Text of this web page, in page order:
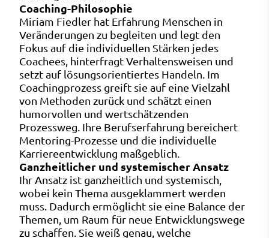
Coaching-Philosophie
Miriam Fiedler hat Erfahrung Menschen in
Veränderungen zu begleiten und legt den
Fokus auf die individuellen Stärken jedes
Coachees, hinterfragt Verhaltensweisen und
setzt auf lösungsorientiertes Handeln. Im
Coachingprozess greift sie auf eine Vielzahl
von Methoden zurück und schätzt einen
humorvollen und wertschätzenden
Prozessweg. Ihre Berufserfahrung bereichert
Mentoring-Prozesse und die individuelle
Karriereentwicklung maßgeblich.
Ganzheitlicher und systemischer Ansatz
Ihr Ansatz ist ganzheitlich und systemisch,
wobei kein Thema ausgeklammert werden
muss. Dadurch ermöglicht sie eine Balance der
Themen, um Raum für neue Entwicklungswege
zu schaffen. Sie weiß genau, welche